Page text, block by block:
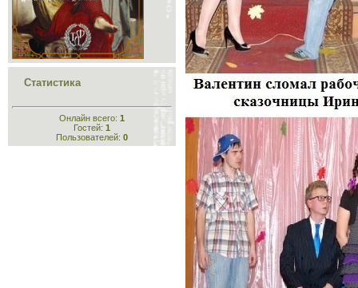
Статистика
Онлайн всего: 1
Гостей: 1
Пользователей: 0